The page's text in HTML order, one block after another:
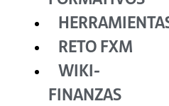
RETO FXM
WIKI-
FINANZAS